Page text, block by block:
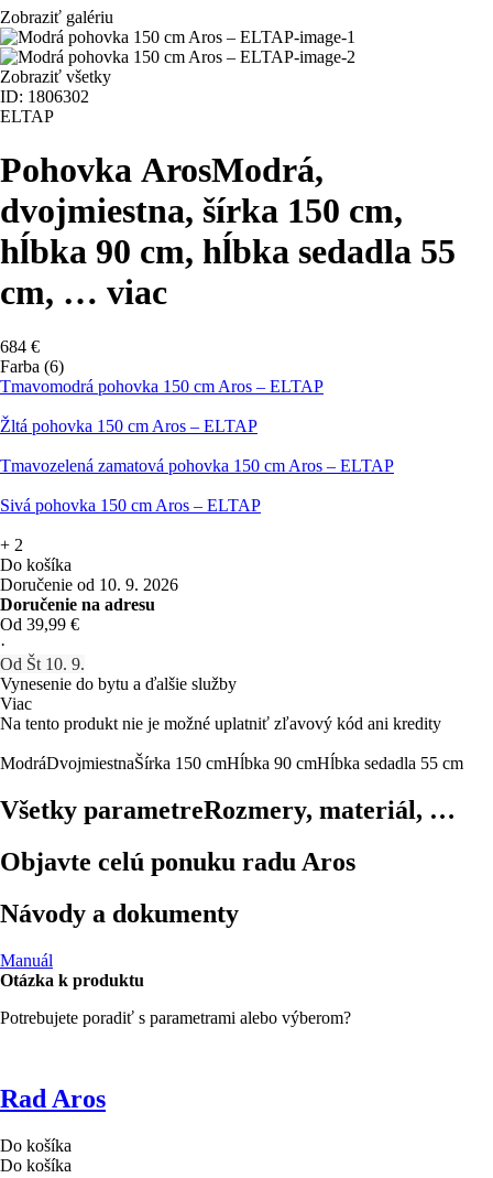
Zobraziť galériu
Zobraziť všetky
ID: 1806302
ELTAP
Pohovka ArosModrá,
dvojmiestna, šírka 150 cm,
hĺbka 90 cm, hĺbka sedadla 55
cm, … viac
684 €
Farba (6)
Tmavomodrá pohovka 150 cm Aros – ELTAP
Žltá pohovka 150 cm Aros – ELTAP
Tmavozelená zamatová pohovka 150 cm Aros – ELTAP
Sivá pohovka 150 cm Aros – ELTAP
+ 2
Do košíka
Doručenie od 10. 9. 2026
Doručenie na adresu
Od 39,99 €
·
Od Št 10. 9.
Vynesenie do bytu a ďalšie služby
Viac
Na tento produkt nie je možné uplatniť zľavový kód ani kredity
ModráDvojmiestnaŠírka 150 cmHĺbka 90 cmHĺbka sedadla 55 cm
Všetky parametreRozmery, materiál, …
Objavte celú ponuku radu Aros
Návody a dokumenty
Manuál
Otázka k produktu
Potrebujete poradiť s parametrami alebo výberom?
Rad Aros
Do košíka
Do košíka